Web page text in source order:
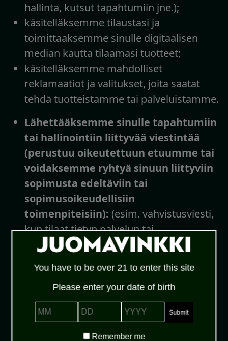
hallinta, kutsut tapahtumiin jne.);
käsitelläksemme tilaustasi ja
toimittaaksemme sinulle digitaalisen
median kautta tilaamasi tuotteet;
käsitelläksemme mahdolliset
reklamaatiot ja valitukset, joita saatat
tehdä tuotteistamme tai palveluistamme.
Lähettääksemme sinulle tapahtumiin
tai hallinointiin liittyvää viestintää
(perustuu oikeutettuun etuumme tai
voidaksemme ryhtyä sinuun liittyviin
sopimusta edeltäviin tai
sopimusoikeudellisiin
toimenpiteisiin): (esim. vahvistusviesti,
kun tilaat tietyn palvelun tai
ominaisuuden tai lopetat sellaisen
ilmoitukset (esim. ilmoitukset
tietosuojaselosteemme päivityksistä,
digitaalisen median poistuneista
ominaisuuksista tai ohjelmista,
verkkopalvelujemme tai teknisen tuen
You have to be over 21 to enter this site
Please enter your date of birth
MM DD YYYY
Remember
Remember me